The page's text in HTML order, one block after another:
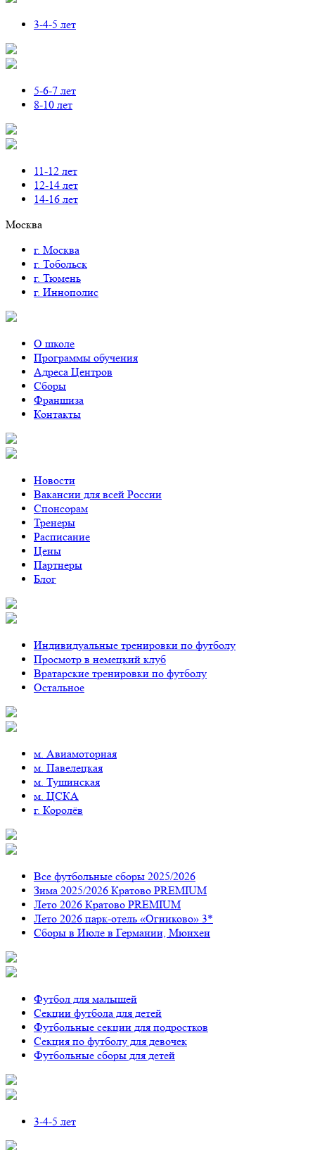
3-4-5 лет
5-6-7 лет
8-10 лет
11-12 лет
12-14 лет
14-16 лет
Москва
г. Москва
г. Тобольск
г. Тюмень
г. Иннополис
О школе
Программы обучения
Адреса Центров
Сборы
Франшиза
Контакты
Новости
Вакансии для всей России
Спонсорам
Тренеры
Расписание
Цены
Партнеры
Блог
Индивидуальные тренировки по футболу
Просмотр в немецкий клуб
Вратарские тренировки по футболу
Остальное
м. Авиамоторная
м. Павелецкая
м. Тушинская
м. ЦСКА
г. Королёв
Все футбольные сборы 2025/2026
Зима 2025/2026 Кратово PREMIUM
Лето 2026 Кратово PREMIUM
Лето 2026 парк-отель «Огниково» 3*
Сборы в Июле в Германии, Мюнхен
Футбол для малышей
Секции футбола для детей
Футбольные секции для подростков
Секция по футболу для девочек
Футбольные сборы для детей
3-4-5 лет